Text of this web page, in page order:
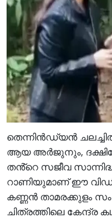
തെന്നിൻഡ്യൻ
ആയ അർജുനും,
തൻ്റെ സജീവ
റാണിയുമാണ് ഈ
കണ്ണൻ താമരക്കുളം
ചിത്രത്തിലെ കേന്ദ്ര